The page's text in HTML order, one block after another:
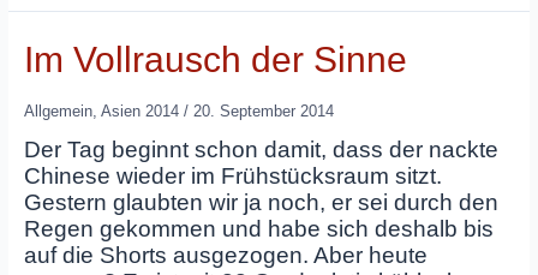
Im Vollrausch der Sinne
Allgemein, Asien 2014/ 20. September 2014
Der Tag beginnt schon damit, dass der nackte
Chinese wieder im Frühstücksraum sitzt.
Gestern glaubten wir ja noch, er sei durch den
Regen gekommen und habe sich deshalb bis
auf die Shorts ausgezogen. Aber heute